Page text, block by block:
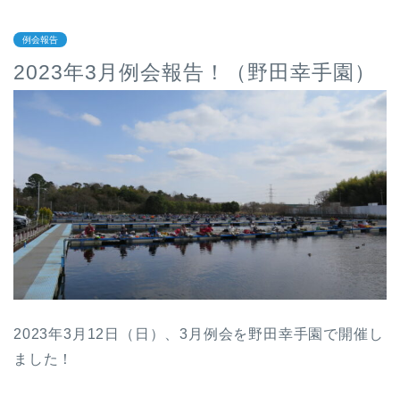
例会報告
2023年3月例会報告！（野田幸手園）
2023年3月12日（日）、3月例会を野田幸手園で開催し
ました！